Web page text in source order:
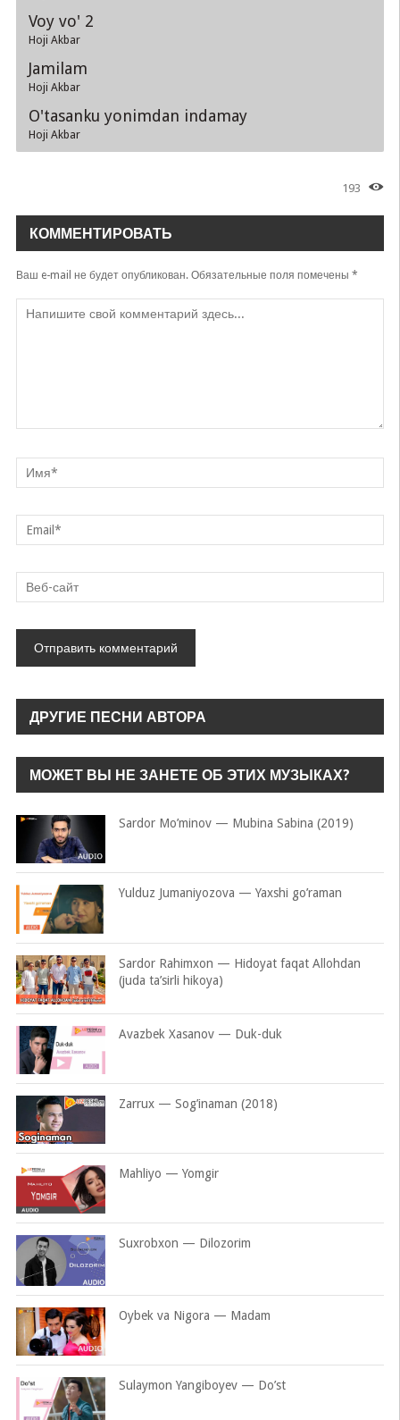
Voy vo' 2
Hoji Akbar
Jamilam
Hoji Akbar
O'tasanku yonimdan indamay
Hoji Akbar
193
КОММЕНТИРОВАТЬ
Ваш e-mail не будет опубликован.Обязательные поля помечены *
ДРУГИЕ ПЕСНИ АВТОРА
МОЖЕТ ВЫ НЕ ЗАНЕТЕ ОБ ЭТИХ МУЗЫКАХ?
Sardor Mo’minov — Mubina Sabina (2019)
Yulduz Jumaniyozova — Yaxshi go’raman
Sardor Rahimxon — Hidoyat faqat Allohdan
(juda ta’sirli hikoya)
Avazbek Xasanov — Duk-duk
Zarrux — Sog’inaman (2018)
Mahliyo — Yomgir
Suxrobxon — Dilozorim
Oybek va Nigora — Madam
Sulaymon Yangiboyev — Do’st